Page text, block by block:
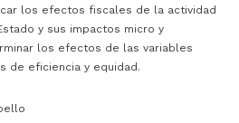
los efectos fiscales de la actividad
y sus impactos micro y
los efectos de las variables
de eficiencia y equidad.